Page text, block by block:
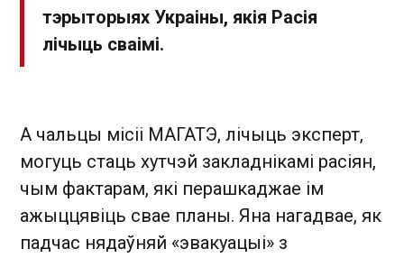
тэрыторыях Украіны, якія Расія
лічыць сваімі.
А чальцы місіі МАГАТЭ, лічыць эксперт,
могуць стаць хутчэй закладнікамі расіян,
чым фактарам, які перашкаджае ім
ажыццявіць свае планы. Яна нагадвае, як
падчас нядаўняй «эвакуацыі» з